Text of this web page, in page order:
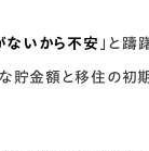
ないから不安 」と躊
貯金額と移住の初